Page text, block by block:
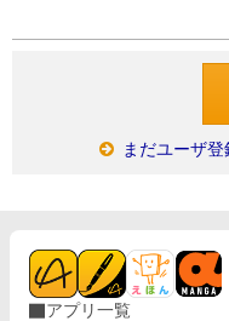
まだユーザ
アプリ一覧